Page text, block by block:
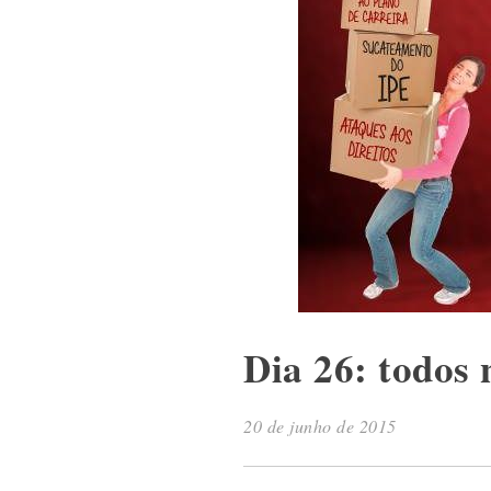
Dia 26: todos
20 de junho de 2015